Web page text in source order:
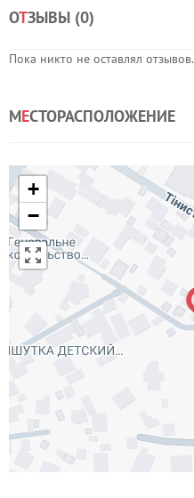
ОТЗЫВЫ (0)
Пока никто не оставлял отзывов.
МЕСТОРАСПОЛОЖЕНИЕ
+
−